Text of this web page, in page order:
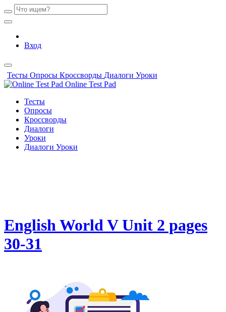
Вход
Тесты Опросы Кроссворды Диалоги Уроки
Online Test Pad
Тесты
Опросы
Кроссворды
Диалоги
Уроки
Диалоги Уроки
English World V Unit 2 pages
30-31